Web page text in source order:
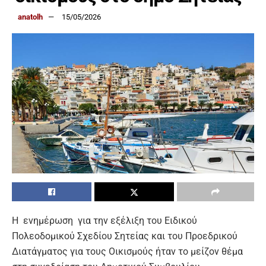
anatolh 15/05/2026
Η ενημέρωση για την εξέλιξη του Ειδικού
Πολεοδομικού Σχεδίου Σητείας και του Προεδρικού
Διατάγματος για τους Οικισμούς ήταν το μείζον θέμα